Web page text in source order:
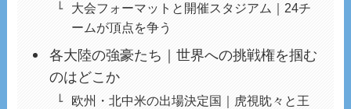
大会フォーマットと開催スタジアム｜24チ
ームが頂点を争う
各大陸の強豪たち｜世界への挑戦権を掴む
のはどこか
欧州・北中米の出場決定国｜虎視眈々と王